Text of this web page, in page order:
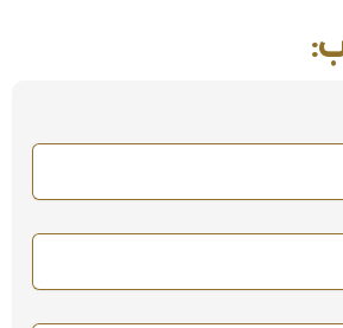
تعرض النتائج بناءا على المعلومات